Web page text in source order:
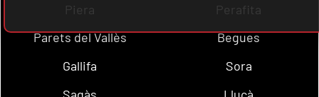
Piera
Perafita
Parets del Vallès
Begues
Gallifa
Sora